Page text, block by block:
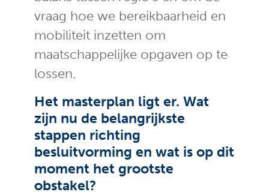
vraag hoe we bereikbaarheid en
mobiliteit inzetten om
maatschappelijke opgaven op te
lossen.
Het masterplan ligt er. Wat
zijn nu de belangrijkste
stappen richting
besluitvorming en wat is op dit
moment het grootste
obstakel?